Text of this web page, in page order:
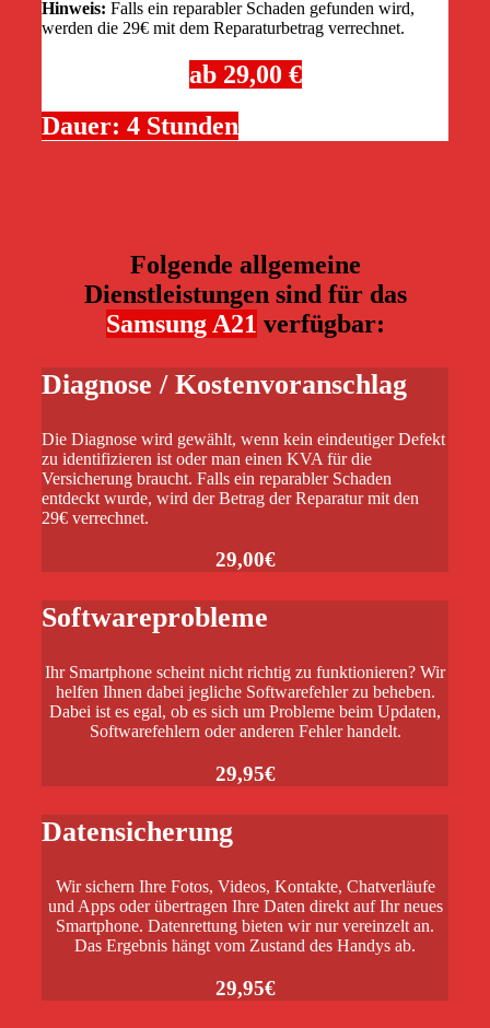
Hinweis: Falls ein reparabler Schaden gefunden wird,
werden die 29€ mit dem Reparaturbetrag verrechnet.
ab 29,00 €
Dauer: 4 Stunden
Folgende allgemeine
Dienstleistungen sind für das
Samsung A21 verfügbar:
Diagnose / Kostenvoranschlag
Die Diagnose wird gewählt, wenn kein eindeutiger Defekt
zu identifizieren ist oder man einen KVA für die
Versicherung braucht. Falls ein reparabler Schaden
entdeckt wurde, wird der Betrag der Reparatur mit den
29€ verrechnet.
29,00€
Softwareprobleme
Ihr Smartphone scheint nicht richtig zu funktionieren? Wir
helfen Ihnen dabei jegliche Softwarefehler zu beheben.
Dabei ist es egal, ob es sich um Probleme beim Updaten,
Softwarefehlern oder anderen Fehler handelt.
29,95€
Datensicherung
Wir sichern Ihre Fotos, Videos, Kontakte, Chatverläufe
und Apps oder übertragen Ihre Daten direkt auf Ihr neues
Smartphone. Datenrettung bieten wir nur vereinzelt an.
Das Ergebnis hängt vom Zustand des Handys ab.
29,95€